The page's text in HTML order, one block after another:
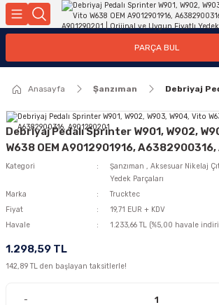
Geri Dön
Geri Dön
Geri Dön
Yakıt Pompası, Yakıt Hatları
Motor
Ateşleme
Geri Dön
Geri Dön
Geri Dön
Kollar
Geri Dön
Geri Dön
Ön Arka
Geri Dön
PARÇA BUL
Anasayfa Şanzıman Debriyaj
Debriyaj Pedalı Sprinter W901, W902,
W638 OEM A9012901916,
Kategori Şanzıman , Aksesuar Nikelaj
Yedek Parçaları
Marka
Trucktec
Fiyat
19,71 EUR + KDV
Havale
1.233,66 TL (%5,00 havale
1.298,59 TL
142,89 TL den başlayan taksitlerle!
-